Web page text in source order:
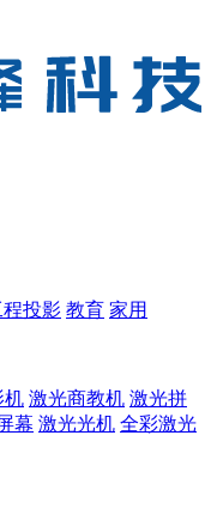
程投影 教育 家用
机 激光商教机 激光拼
幕 激光光机 全彩激光